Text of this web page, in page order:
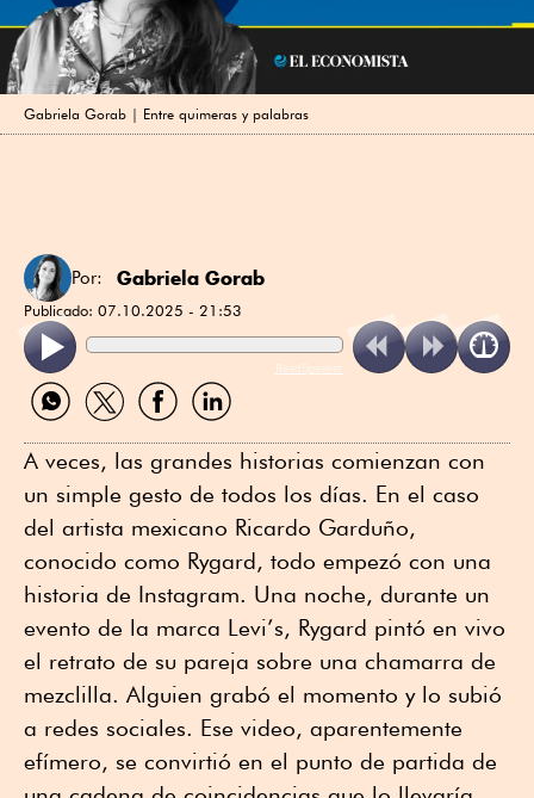
Gabriela Gorab | Entre quimeras y palabras
Por: Gabriela Gorab
Publicado: 07.10.2025 - 21:53
ReadSpeaker
Compartir
por
Compartir
por
Compartir
por
Compartir
por
A veces, las grandes historias comienzan con
un simple gesto de todos los días. En el caso
del artista mexicano Ricardo Garduño,
conocido como Rygard, todo empezó con una
historia de Instagram. Una noche, durante un
evento de la marca Levi’s, Rygard pintó en vivo
el retrato de su pareja sobre una chamarra de
mezclilla. Alguien grabó el momento y lo subió
a redes sociales. Ese video, aparentemente
efímero, se convirtió en el punto de partida de